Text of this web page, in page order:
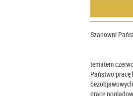
Szanowni
tematem
Państwo
pracę